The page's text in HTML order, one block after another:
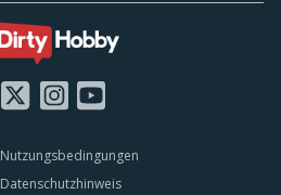
Nutzungsbedingungen
Datenschutzhinweis